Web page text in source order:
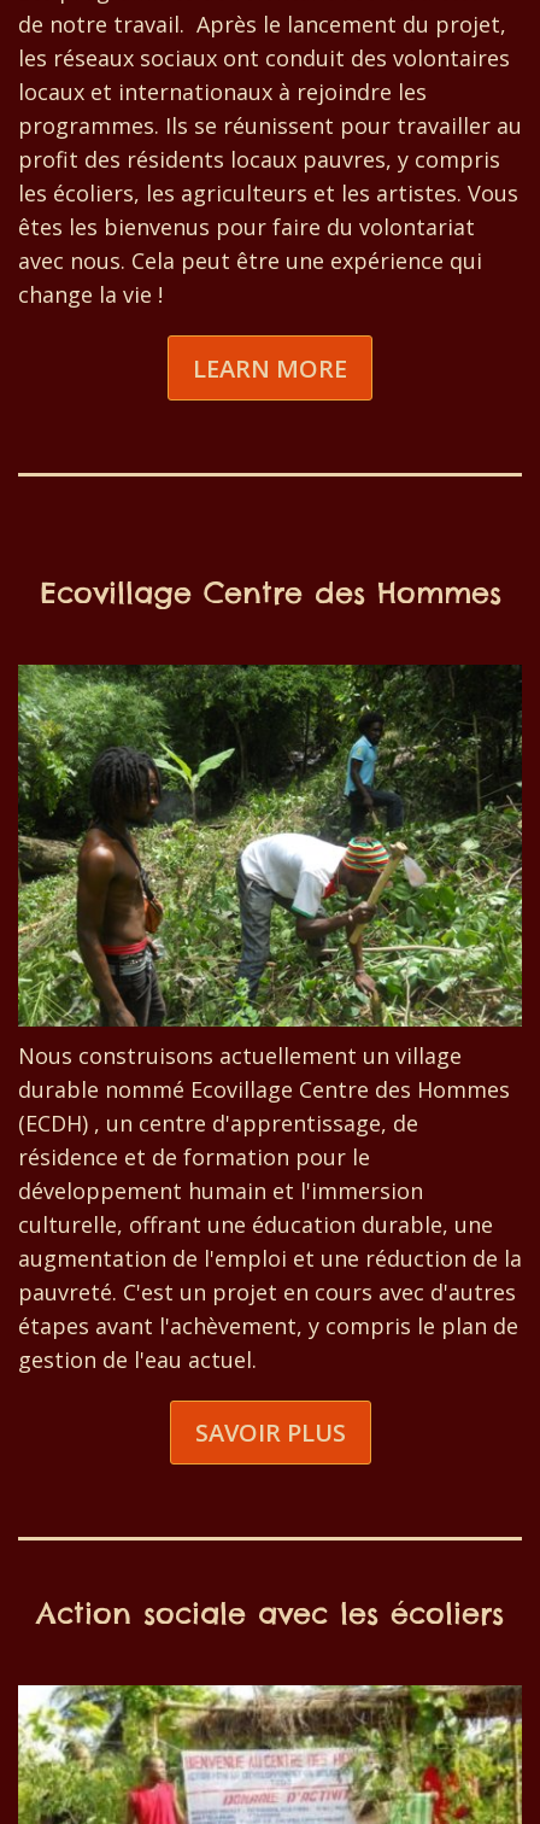
de notre travail. Après le lancement du projet,
les réseaux sociaux ont conduit des volontaires
locaux et internationaux à rejoindre les
programmes. Ils se réunissent pour travailler au
profit des résidents locaux pauvres, y compris
les écoliers, les agriculteurs et les artistes. Vous
êtes les bienvenus pour faire du volontariat
avec nous. Cela peut être une expérience qui
change la vie !
LEARN MORE
Ecovillage Centre des Hommes
Nous construisons actuellement un village
durable nommé Ecovillage Centre des Hommes
(ECDH) , un centre d'apprentissage, de
résidence et de formation pour le
développement humain et l'immersion
culturelle, offrant une éducation durable, une
augmentation de l'emploi et une réduction de la
pauvreté. C'est un projet en cours avec d'autres
étapes avant l'achèvement, y compris le plan de
gestion de l'eau actuel.
SAVOIR PLUS
Action sociale avec les écoliers